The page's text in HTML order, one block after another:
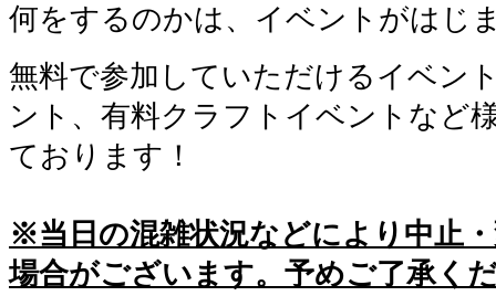
何をするのかは、イベントがはじ
無料で参加していただけるイベン
ント、有料クラフトイベントなど
ております！
※当日の混雑状況などにより中止
場合がございます。予めご了承く